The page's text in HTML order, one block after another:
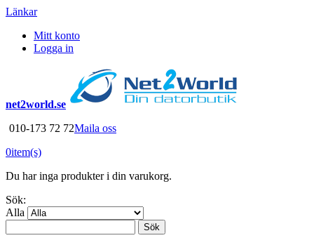
Länkar
Mitt konto
Logga in
net2world.se
010-173 72 72Maila oss
0item(s)
Du har inga produkter i din varukorg.
Sök:
Alla
Sök